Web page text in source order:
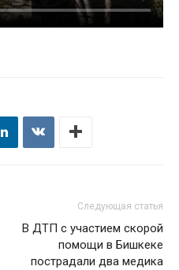
Следующая статья
В ДТП с участием скорой
помощи в Бишкеке
пострадали два медика